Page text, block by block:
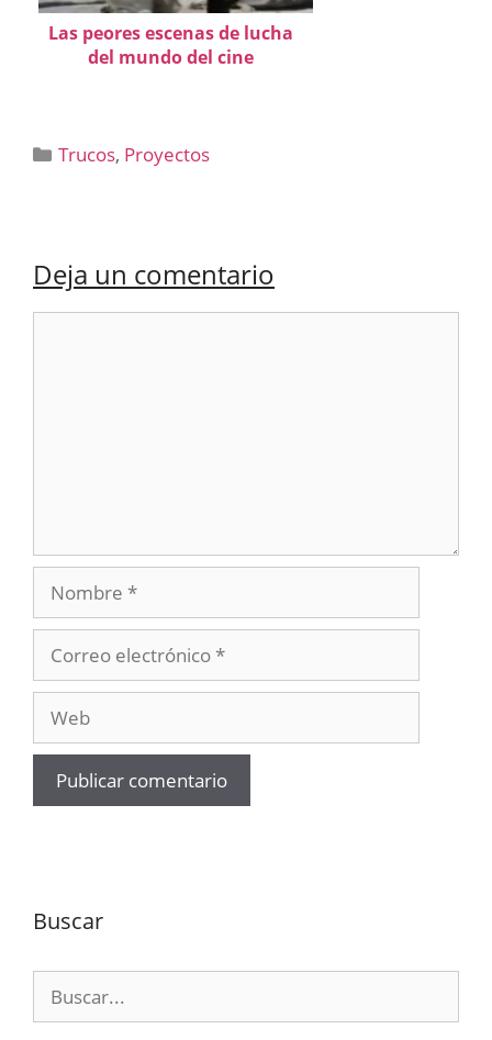
Las peores escenas de lucha
del mundo del cine
Categorías
Trucos, Proyectos
Deja un comentario
Nombre
electrónico
Buscar